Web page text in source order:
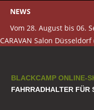
NEWS
Vom 28. August bis 06.
CARAVAN Salon Düsseldorf
BLACKCAMP ONLINE-
FAHRRADHALTER FÜR